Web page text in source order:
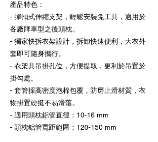
產品特色：
- 彈扣式伸縮支架，輕鬆安裝免工具，適用於
各廠牌車型之後頭枕。
- 獨家快拆衣架設計，拆卸快速便利，大衣外
套即可隨身攜行。
- 衣架具吊掛孔位，方便提取，更利於吊置於
掛勾處。
- 套管採高密度泡棉包覆，防磨止滑材質，衣
物掛置硬挺不易滑落。
- 適用頭枕鋁管直徑：10-16 mm
- 頭枕鋁管寬距範圍：120-150 mm